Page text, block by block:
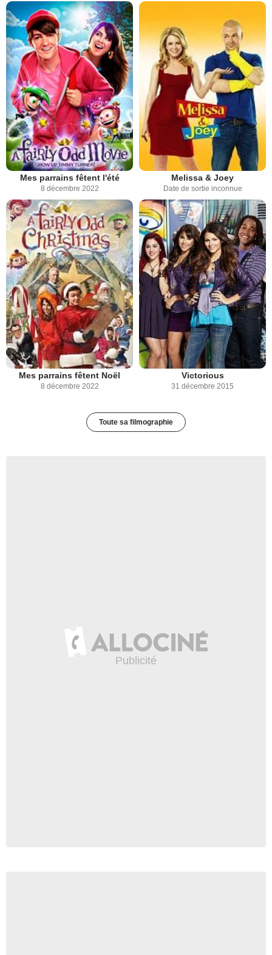
Mes parrains fêtent l'été
8 décembre 2022
Melissa & Joey
Date de sortie inconnue
Mes parrains fêtent Noël
8 décembre 2022
Victorious
31 décembre 2015
Toute sa filmographie